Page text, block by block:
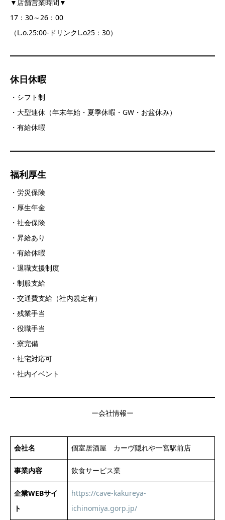
▼店舗営業時間▼
17：30～26：00
（L.o.25:00‐ドリンクL.o25：30）
休日休暇
・シフト制
・大型連休（年末年始・夏季休暇・GW・お盆休み）
・有給休暇
福利厚生
・労災保険
・厚生年金
・社会保険
・昇給あり
・有給休暇
・退職支援制度
・制服支給
・交通費支給（社内規定有）
・残業手当
・役職手当
・寮完備
・社宅対応可
・社内イベント
ー会社情報ー
会社名 個室居酒屋 カーヴ隠れや一宮駅前店
事業内容 飲食サービス業
企業WEBサイ
ト
https://cave-kakureya-
ichinomiya.gorp.jp/